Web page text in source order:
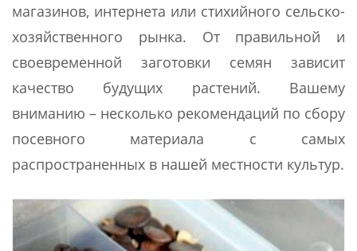
магазинов, интернета или стихийного сельско-
хозяйственного рынка. От правильной и
своевременной заготовки семян зависит
качество будущих растений. Вашему
вниманию – несколько рекомендаций по сбору
посевного материала с самых
распространенных в нашей местности культур.